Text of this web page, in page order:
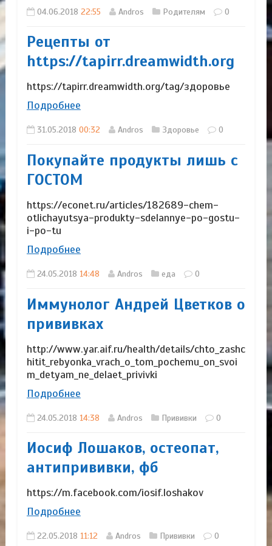
04.06.2018 22:55 Andros Родителям 0
Рецепты от
https://tapirr.dreamwidth.org
https://tapirr.dreamwidth.org/tag/здоровье
Подробнее
31.05.2018 00:32 Andros Здоровье 0
Покупайте продукты лишь с
ГОСТОМ
https://econet.ru/articles/182689-chem-
otlichayutsya-produkty-sdelannye-po-gostu-
i-po-tu
Подробнее
24.05.2018 14:48 Andros еда 0
Иммунолог Андрей Цветков о
прививках
http://www.yar.aif.ru/health/details/chto_zashc
hitit_rebyonka_vrach_o_tom_pochemu_on_svoi
m_detyam_ne_delaet_privivki
Подробнее
24.05.2018 14:38 Andros Прививки 0
Иосиф Лошаков, остеопат,
антипрививки, фб
https://m.facebook.com/iosif.loshakov
Подробнее
22.05.2018 11:12 Andros Прививки 0